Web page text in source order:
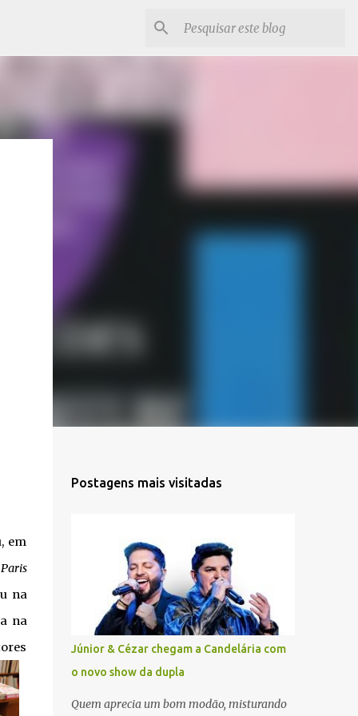
em
na
na
Postagens mais visitadas
Júnior & Cézar chegam a Candelária com
o novo show da dupla
Quem aprecia um bom modão, misturando